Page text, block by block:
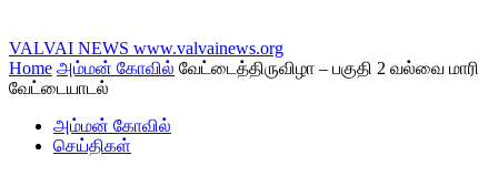
VALVAI NEWS www.valvainews.org
Home அம்மன் கோவில் வேட்டைத்திருவிழா – பகுதி 2 வல்வை மாரி
வேட்டையாடல்
அம்மன் கோவில்
செய்திகள்